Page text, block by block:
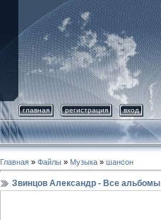
главная регистрация вход
Главная » Файлы » Музыка » шансон
Звинцов Александр - Все альбомы